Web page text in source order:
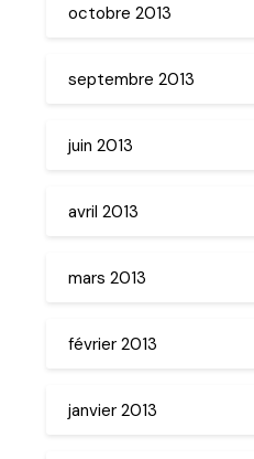
octobre 2013
septembre 2013
juin 2013
avril 2013
mars 2013
février 2013
janvier 2013